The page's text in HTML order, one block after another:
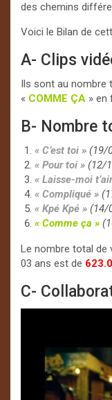
des chemins
Voici le Bilan de
A- Clips
Ils sont au nombre
« COMME ÇA » en
B- Nombre
« C’est toi » (19/
« Pour toi » (12/
« Laisse-moi
« Compliqué »
« Kpé Kpé » (14/
« Comme ça »
Le nombre total de
03 ans est de
C-